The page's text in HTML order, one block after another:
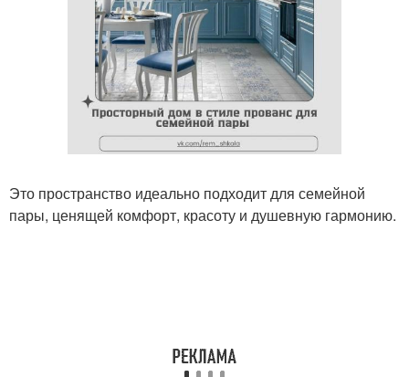
Это пространство идеально подходит для семейной
пары, ценящей комфорт, красоту и душевную гармонию.